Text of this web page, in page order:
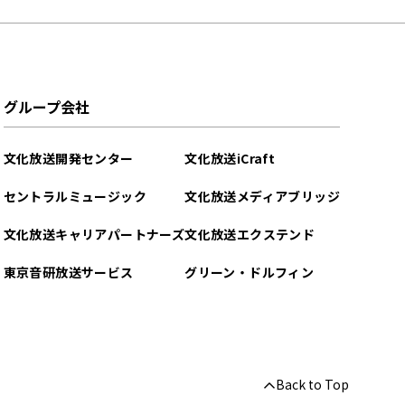
グループ会社
文化放送開発センター
セントラルミュージック
文化放送キャリアパートナーズ
東京音研放送サービス
文化放送iCraft
文化放送メディアブリッジ
文化放送エクステンド
グリーン・ドルフィン
Back to Top